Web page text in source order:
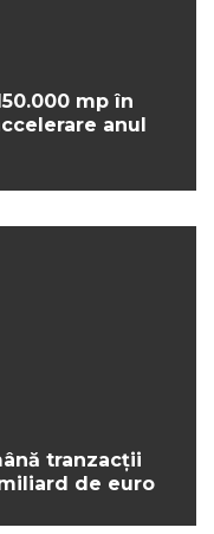
mp în
anul
tranzacții
de euro